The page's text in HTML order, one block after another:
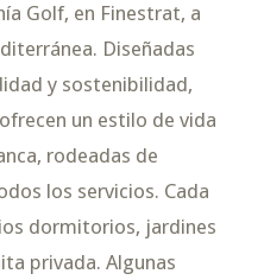
Golf, en Finestrat, a
Diseñadas
y sostenibilidad,
un estilo de vida
rodeadas de
los servicios. Cada
dormitorios, jardines
privada. Algunas